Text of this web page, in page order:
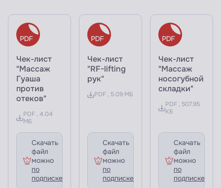
Чек-лист
"Массаж
Гуаша
против
отеков"
PDF , 4.04
МБ
Скачать
файл
можно
по
подписке
Чек-лист
"RF-lifting
рук"
PDF , 5.09 МБ
Скачать
файл
можно
по
подписке
Чек-лист
"Массаж
носогубной
складки"
PDF , 507.95
КБ
Скачать
файл
можно
по
подписке